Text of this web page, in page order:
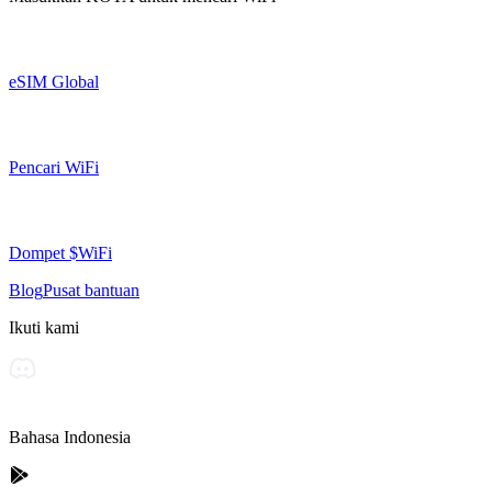
eSIM Global
Pencari WiFi
Dompet $WiFi
BlogPusat bantuan
Ikuti kami
Bahasa Indonesia